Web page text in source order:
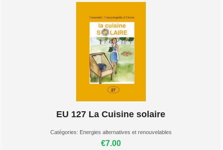
EU 127 La Cuisine solaire
Catégories: Energies alternatives et renouvelables
€7.00